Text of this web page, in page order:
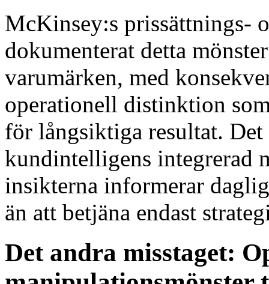
McKinsey:s prissättnings-
dokumenterat detta
varumärken, med
operationell distinktion
för långsiktiga resultat.
kundintelligens integrerad
insikterna informerar
än att betjäna endast
Det andra misstaget: